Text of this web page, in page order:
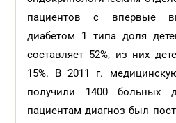
пациентов с впервые
диабетом 1 типа доля
составляет 52%, из них
15%. В 2011 г.
получили 1400 больных
пациентам диагноз был